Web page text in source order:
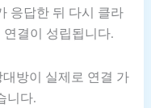
응답한 뒤 다시 클라
결이 성립됩니다.
방이 실제로 연결 가
니다.